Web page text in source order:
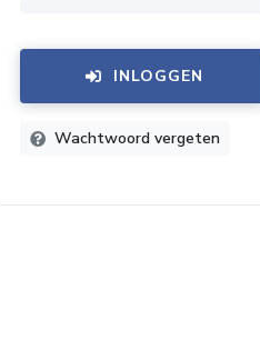
INLOGGEN
Wachtwoord vergeten